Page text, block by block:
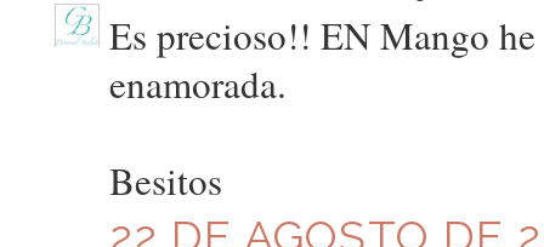
Es precioso!! EN Mango
enamorada.
Besitos
22 DE AGOSTO DE